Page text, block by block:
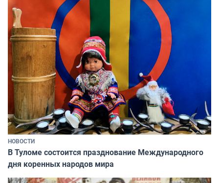
НОВОСТИ
В Туломе состоится празднование Международного
дня коренных народов мира